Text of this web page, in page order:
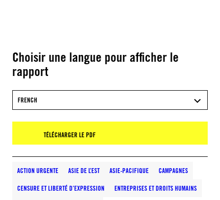
Choisir une langue pour afficher le
rapport
FRENCH
TÉLÉCHARGER LE PDF
ACTION URGENTE ASIE DE L’EST ASIE-PACIFIQUE CAMPAGNES
CENSURE ET LIBERTÉ D’EXPRESSION ENTREPRISES ET DROITS HUMAINS